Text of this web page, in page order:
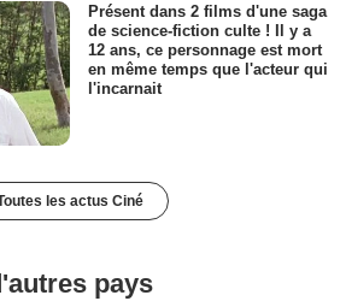
Présent dans 2 films d'une saga
de science-fiction culte ! Il y a
12 ans, ce personnage est mort
en même temps que l'acteur qui
l'incarnait
les actus Ciné
pays